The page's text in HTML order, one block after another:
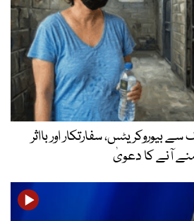
بیوروکریٹس، سفارتکار اور بااثر
آنے کا دعویٰ